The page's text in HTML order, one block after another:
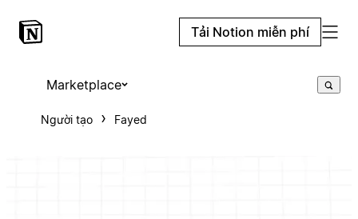
Tải Notion miễn phí
Marketplace
Người tạo Fayed